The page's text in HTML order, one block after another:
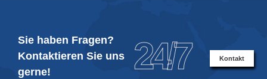
Sie haben Fragen?
Kontaktieren Sie uns
gerne!
24/7 Kontakt